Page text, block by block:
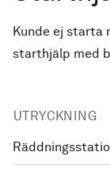
Kunde ej starta
starthjälp med
UTRYCKNING